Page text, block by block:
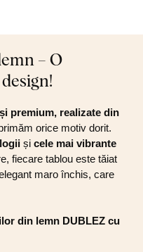
– O
premium, realizate din
orice motiv dorit.
și cele mai vibrante
fiecare tablou este tăiat
maro închis, care
din lemn DUBLEZ cu